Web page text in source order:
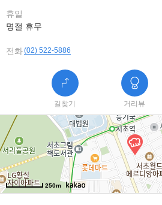
휴일
명절 휴무
전화(02) 522-5886
길찾기 거리뷰
250m